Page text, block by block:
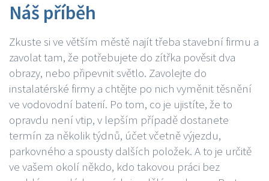
Náš příběh
Zkuste si ve větším městě najít třeba stavební firmu a
zavolat tam, že potřebujete do zítřka pověsit dva
obrazy, nebo připevnit světlo. Zavolejte do
instalatérské firmy a chtějte po nich vyměnit těsnění
ve vodovodní baterií. Po tom, co je ujistíte, že to
opravdu není vtip, v lepším případě dostanete
termín za několik týdnů, účet včetně výjezdu,
parkovného a spousty dalších položek. A to je určitě
ve vašem okolí někdo, kdo takovou práci bez